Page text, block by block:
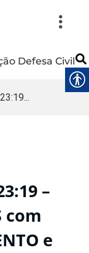
Defesa Civil
–
com
e